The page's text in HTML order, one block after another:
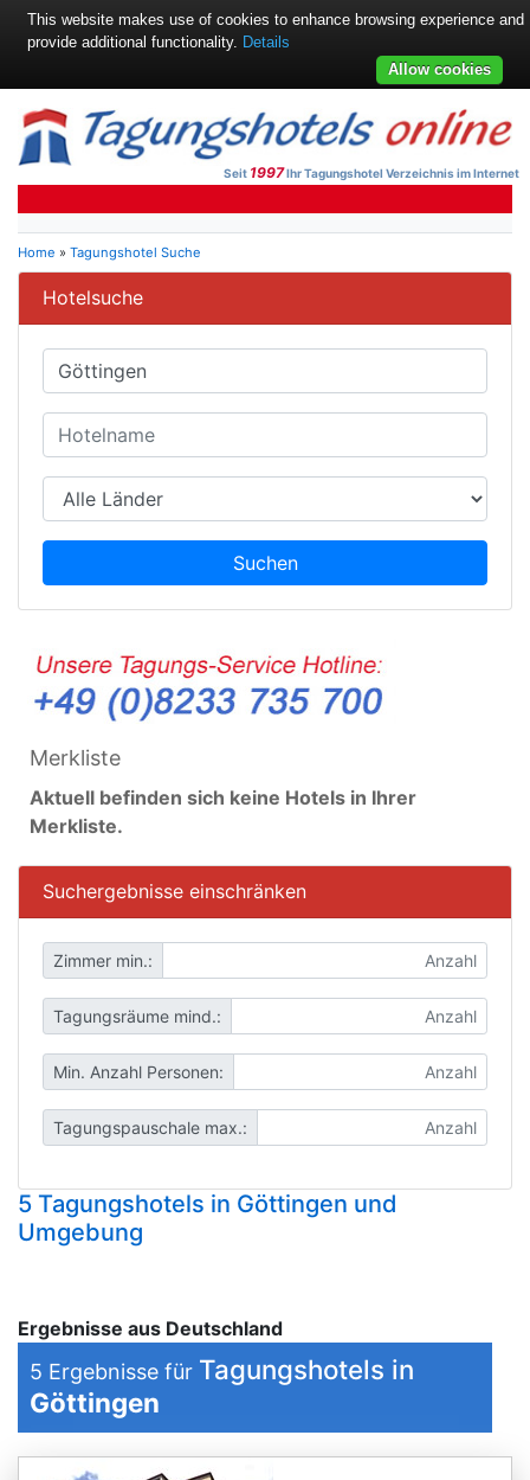
Seit 1997Ihr Tagungshotel Verzeichnis im Internet
Home » Tagungshotel Suche
Hotelsuche
Suchen
Merkliste
Aktuell befinden sich keine Hotels in Ihrer
Merkliste.
Suchergebnisse einschränken
Zimmer min.:
Tagungsräume mind.:
Min. Anzahl Personen:
Tagungspauschale max.:
5 Tagungshotels in Göttingen und
Umgebung
Ergebnisse aus Deutschland
5 Ergebnisse für Tagungshotels in
Göttingen
This website makes use of cookies to enhance browsing experience and
provide additional functionality. Details
Allow cookies